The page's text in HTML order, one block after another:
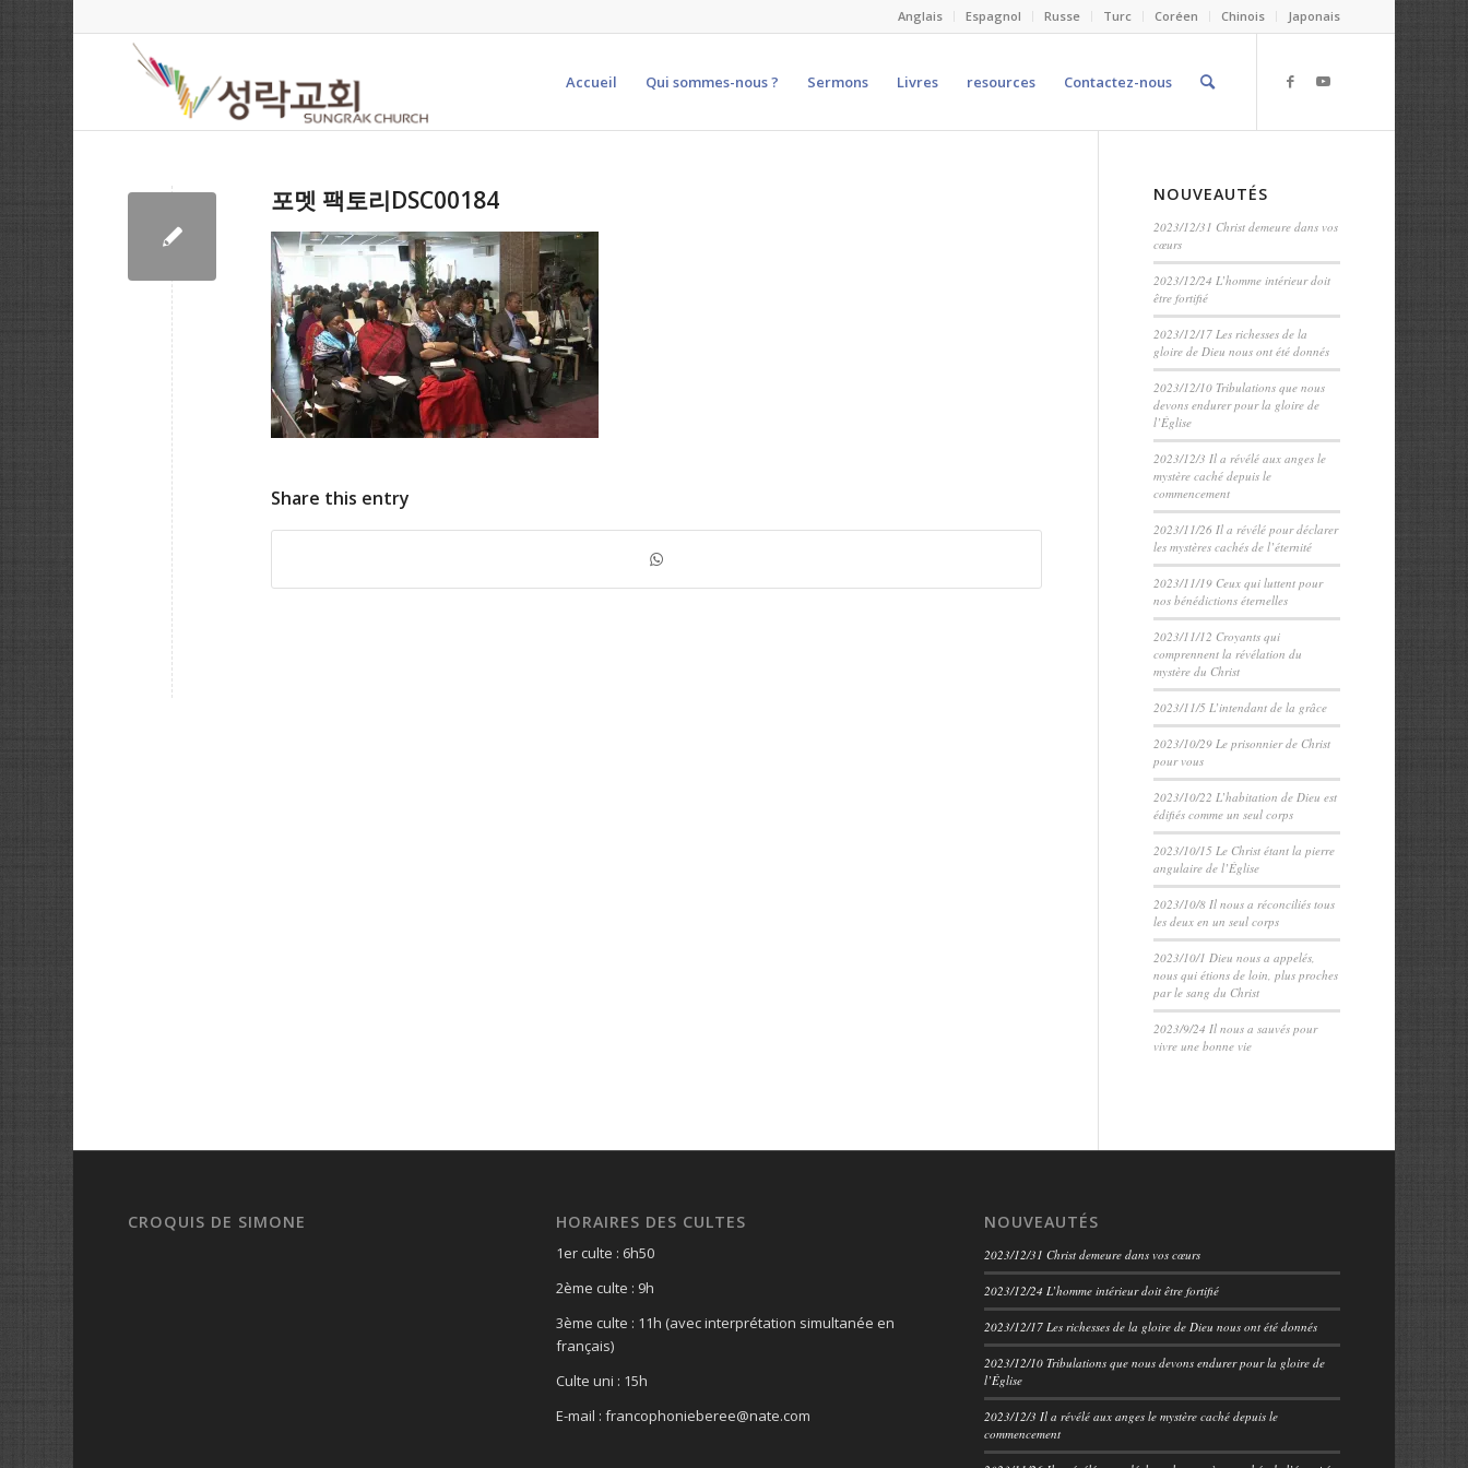
Anglais Espagnol Russe Turc Coréen Chinois Japonais
Accueil Qui sommes-nous ? Sermons Livres resources Contactez-nous
포멧 팩토리DSC00184
Share this entry
NOUVEAUTÉS
2023/12/31 Christ demeure dans vos
cœurs
2023/12/24 L’homme intérieur doit
être fortifié
2023/12/17 Les richesses de la
gloire de Dieu nous ont été donnés
2023/12/10 Tribulations que nous
devons endurer pour la gloire de
l’Église
2023/12/3 Il a révélé aux anges le
mystère caché depuis le
commencement
2023/11/26 Il a révélé pour déclarer
les mystères cachés de l’éternité
2023/11/19 Ceux qui luttent pour
nos bénédictions éternelles
2023/11/12 Croyants qui
comprennent la révélation du
mystère du Christ
2023/11/5 L’intendant de la grâce
2023/10/29 Le prisonnier de Christ
pour vous
2023/10/22 L’habitation de Dieu est
édifiés comme un seul corps
2023/10/15 Le Christ étant la pierre
angulaire de l’Église
2023/10/8 Il nous a réconciliés tous
les deux en un seul corps
2023/10/1 Dieu nous a appelés,
nous qui étions de loin, plus proches
par le sang du Christ
2023/9/24 Il nous a sauvés pour
vivre une bonne vie
CROQUIS DE SIMONE HORAIRES DES CULTES
1er culte : 6h50
2ème culte : 9h
3ème culte : 11h (avec interprétation simultanée en
français)
Culte uni : 15h
E-mail : francophonieberee@nate.com
NOUVEAUTÉS
2023/12/31 Christ demeure dans vos cœurs
2023/12/24 L’homme intérieur doit être fortifié
2023/12/17 Les richesses de la gloire de Dieu nous ont été donnés
2023/12/10 Tribulations que nous devons endurer pour la gloire de
l’Église
2023/12/3 Il a révélé aux anges le mystère caché depuis le
commencement